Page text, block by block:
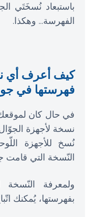
باستبعاد نُسخَتَي
الفهرسة... وهكذا.
كيف أعرف أي
فهرستها في
في حال كان
نسخة لأجهزة
نُسخ للأجهزة
النّسخة التي قامت
ولمعرفة
بفهرستها، يُمكنك